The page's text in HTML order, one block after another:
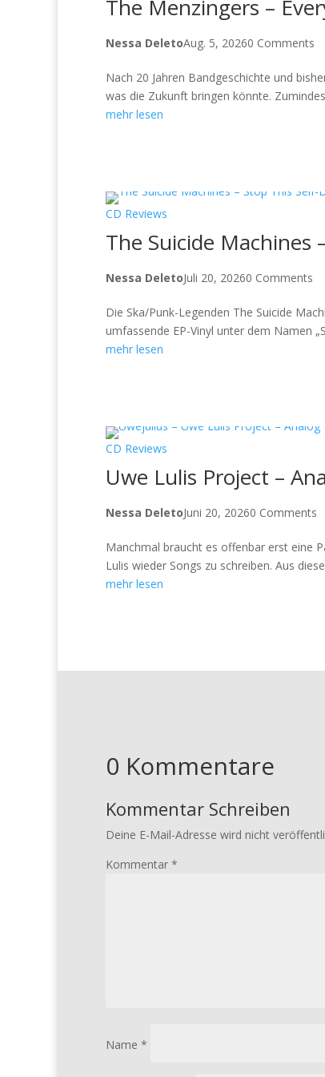
The Menzingers –
Nessa DeletoAug. 5, 20260 Comments
Nach 20 Jahren Bandgeschichte und
was die Zukunft bringen könnte.
mehr lesen
CD Reviews
The Suicide Machines
Nessa DeletoJuli 20, 20260 Comments
Die Ska/Punk-Legenden The Suicide
umfassende EP-Vinyl unter dem Namen
mehr lesen
CD Reviews
Uwe Lulis Project –
Nessa DeletoJuni 20, 20260 Comments
Manchmal braucht es offenbar erst eine
Lulis wieder Songs zu schreiben. Aus
mehr lesen
0 Kommentare
Kommentar Schreiben
Deine E-Mail-Adresse wird nicht
Kommentar *
Name *